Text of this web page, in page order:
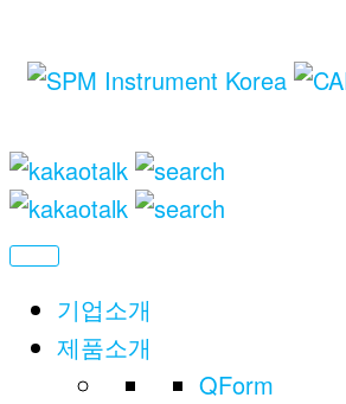
기업소개
제품소개
QForm